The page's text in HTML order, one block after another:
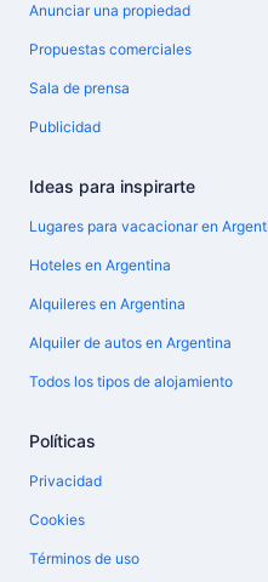
Anunciar una propiedad
Propuestas comerciales
Sala de prensa
Publicidad
Ideas para inspirarte
Lugares para vacacionar en
Hoteles en Argentina
Alquileres en Argentina
Alquiler de autos en Argentina
Todos los tipos de alojamiento
Políticas
Privacidad
Cookies
Términos de uso